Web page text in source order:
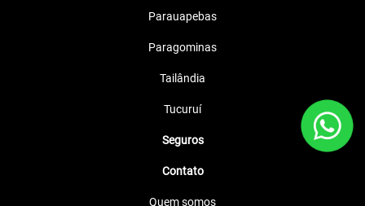
Parauapebas
Paragominas
Tailândia
Tucuruí
Seguros
Contato
Quem somos